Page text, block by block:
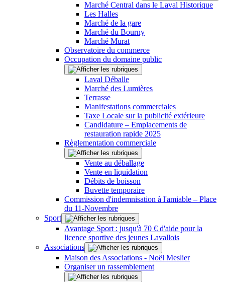
Marché Central dans le Laval Historique
Les Halles
Marché de la gare
Marché du Bourny
Marché Murat
Observatoire du commerce
Occupation du domaine public
Laval Déballe
Marché des Lumières
Terrasse
Manifestations commerciales
Taxe Locale sur la publicité extérieure
Candidature – Emplacements de
restauration rapide 2025
Règlementation commerciale
Vente au déballage
Vente en liquidation
Débits de boisson
Buvette temporaire
Commission d'indemnisation à l'amiable – Place
du 11-Novembre
Sport
Avantage Sport : jusqu'à 70 € d'aide pour la
licence sportive des jeunes Lavallois
Associations
Maison des Associations - Noël Meslier
Organiser un rassemblement